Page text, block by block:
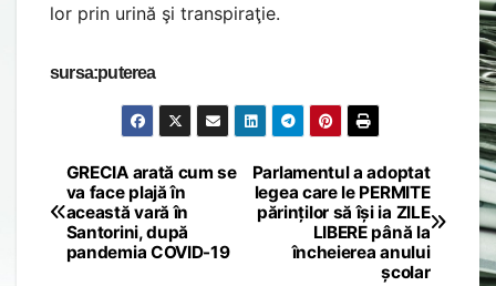
lor prin urină şi transpiraţie.
sursa:puterea
Post
navigation
Parlamentul a adoptat
legea care le PERMITE
părinților să își ia ZILE
LIBERE până la
încheierea anului
școlar
GRECIA arată cum se
va face plajă în
această vară în
Santorini, după
pandemia COVID-19